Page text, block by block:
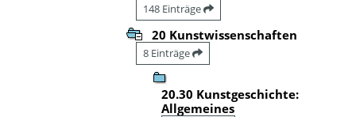
148 Einträge
20 Kunstwissenschaften
8 Einträge
20.30 Kunstgeschichte:
Allgemeines